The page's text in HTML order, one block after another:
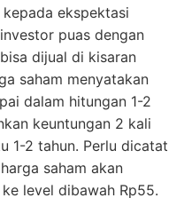
ekspektasi
puas dengan
dijual di kisaran
saham menyatakan
dalam hitungan 1-2
keuntungan 2 kali
1-2 tahun. Perlu dicatat
saham akan
level dibawah Rp55.